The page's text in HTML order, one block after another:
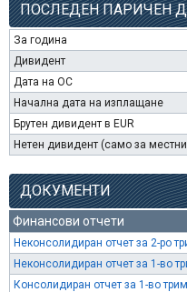
ПОСЛЕДЕН ПАРИЧЕН
За година
Дивидент
Дата на ОС
Начална дата на изплащане
Брутен дивидент в EUR
Нетен дивидент (само за
ДОКУМЕНТИ
Финансови отчети
Неконсолидиран отчет за 2-ро
Неконсолидиран отчет за 1-во
Консолидиран отчет за 1-во